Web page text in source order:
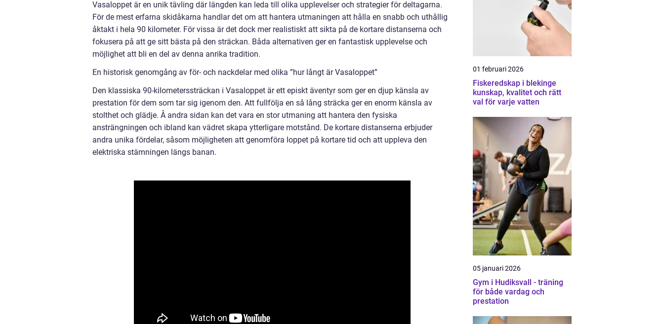
Vasaloppet är en unik tävling där längden kan leda till olika upplevelser och strategier för deltagarna.
För de mest erfarna skidåkarna handlar det om att hantera utmaningen att hålla en snabb och uthållig
åktakt i hela 90 kilometer. För vissa är det dock mer realistiskt att sikta på de kortare distanserna och
fokusera på att ge sitt bästa på den sträckan. Båda alternativen ger en fantastisk upplevelse och
möjlighet att bli en del av denna anrika tradition.
En historisk genomgång av för- och nackdelar med olika ”hur långt är Vasaloppet”
Den klassiska 90-kilometerssträckan i Vasaloppet är ett episkt äventyr som ger en djup känsla av
prestation för dem som tar sig igenom den. Att fullfölja en så lång sträcka ger en enorm känsla av
stolthet och glädje. Å andra sidan kan det vara en stor utmaning att hantera den fysiska
ansträngningen och ibland kan vädret skapa ytterligare motstånd. De kortare distanserna erbjuder
andra unika fördelar, såsom möjligheten att genomföra loppet på kortare tid och att uppleva den
elektriska stämningen längs banan.
01 februari 2026
Fiskeredskap i blekinge
kunskap, kvalitet och rätt
val för varje vatten
05 januari 2026
Gym i Hudiksvall - träning
för både vardag och
prestation